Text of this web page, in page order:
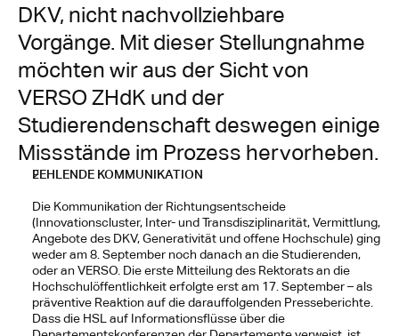
DKV, nicht nachvollziehbare
Vorgänge. Mit dieser Stellungnahme
möchten wir aus der Sicht von
VERSO ZHdK und der
Studierendenschaft deswegen einige
Missstände im Prozess hervorheben.
FEHLENDE KOMMUNIKATION
Die Kommunikation der Richtungsentscheide
(Innovationscluster, Inter- und Transdisziplinarität, Vermittlung,
Angebote des DKV, Generativität und offene Hochschule) ging
weder am 8. September noch danach an die Studierenden,
oder an VERSO. Die erste Mitteilung des Rektorats an die
Hochschulöffentlichkeit erfolgte erst am 17. September – als
präventive Reaktion auf die darauffolgenden Presseberichte.
Dass die HSL auf Informationsflüsse über die